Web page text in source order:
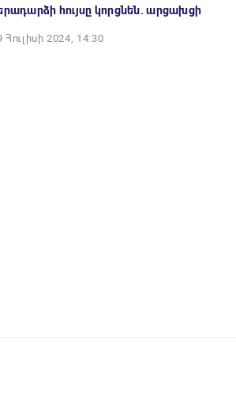
հույսը կորցնեն. արցախցի
Հուլիսի 2024, 14:30